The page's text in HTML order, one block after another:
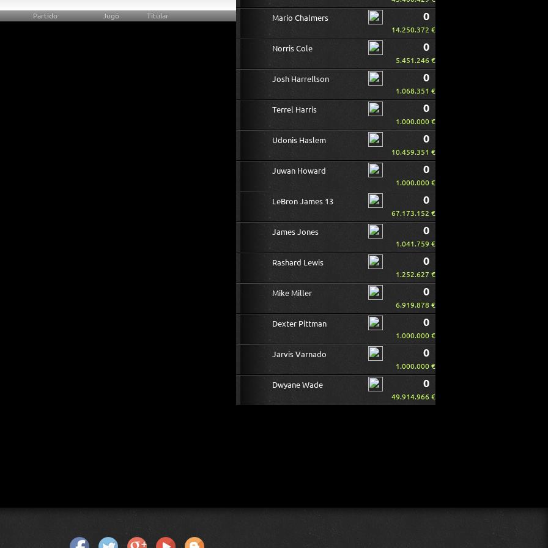
Partido Jugó Titular Mario Chalmers 0
14.250.372 €
Norris Cole 0
5.451.246 €
Josh Harrellson 0
1.068.351 €
Terrel Harris 0
1.000.000 €
Udonis Haslem 0
10.459.351 €
Juwan Howard 0
1.000.000 €
LeBron James 13 0
67.173.152 €
James Jones 0
1.041.759 €
Rashard Lewis 0
1.252.627 €
Mike Miller 0
6.919.878 €
Dexter Pittman 0
1.000.000 €
Jarvis Varnado 0
1.000.000 €
Dwyane Wade 0
49.914.966 €